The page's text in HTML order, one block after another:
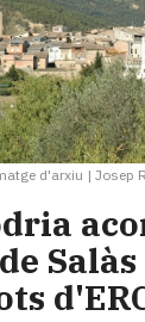
d'arxiu | Josep